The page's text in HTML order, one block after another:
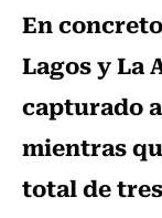
En
Lagos y La
capturado
mientras
total de